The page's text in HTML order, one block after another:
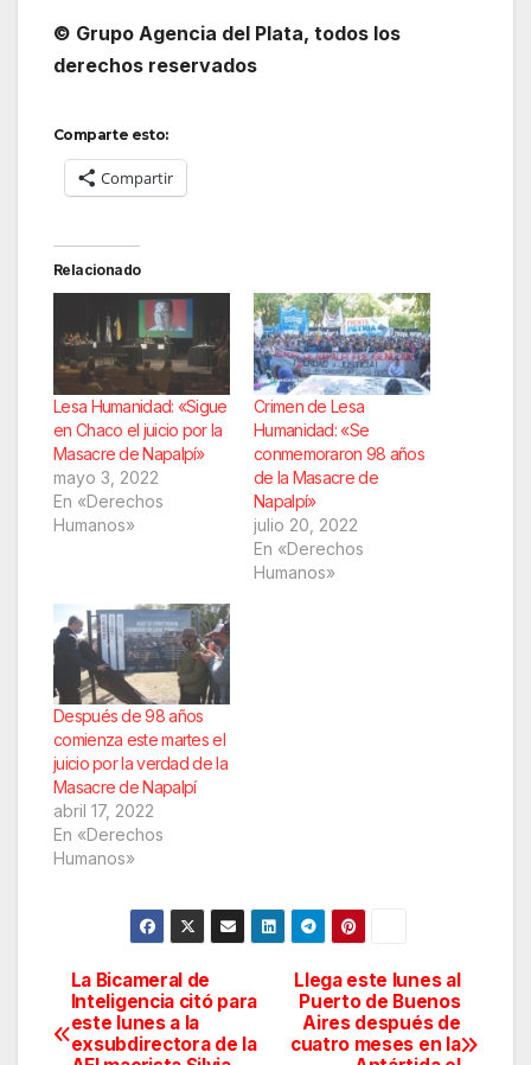
© Grupo Agencia del Plata, todos los
derechos reservados
Comparte esto:
Compartir
Relacionado
Lesa Humanidad: «Sigue
en Chaco el juicio por la
Masacre de Napalpí»
mayo 3, 2022
En «Derechos
Humanos»
Crimen de Lesa
Humanidad: «Se
conmemoraron 98 años
de la Masacre de
Napalpí»
julio 20, 2022
En «Derechos
Humanos»
Después de 98 años
comienza este martes el
juicio por la verdad de la
Masacre de Napalpí
abril 17, 2022
En «Derechos
Humanos»
Navegación
de
Llega este lunes al
Puerto de Buenos
Aires después de
cuatro meses en la
La Bicameral de
Inteligencia citó para
este lunes a la
exsubdirectora de la